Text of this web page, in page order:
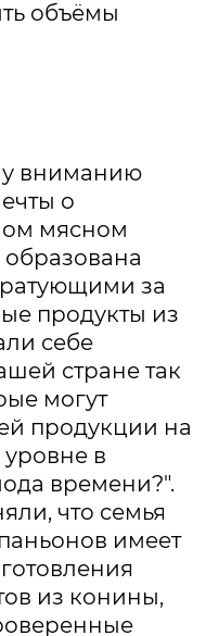
объёмы
вниманию
о
мясном
ратующими за
продукты из
себе
стране так
могут
продукции на
в
времени?".
что семья
имеет
из конины,